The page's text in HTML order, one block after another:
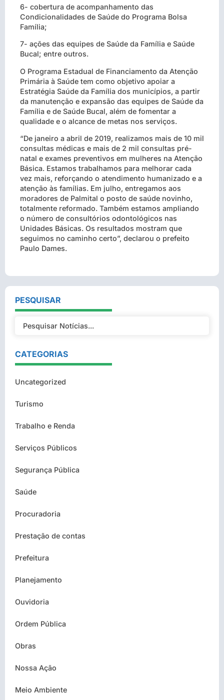
6- cobertura de acompanhamento das
Condicionalidades de Saúde do Programa Bolsa
Família;
7- ações das equipes de Saúde da Família e Saúde
Bucal; entre outros.
O Programa Estadual de Financiamento da Atenção
Primária à Saúde tem como objetivo apoiar a
Estratégia Saúde da Família dos municípios, a partir
da manutenção e expansão das equipes de Saúde da
Família e de Saúde Bucal, além de fomentar a
qualidade e o alcance de metas nos serviços.
“De janeiro a abril de 2019, realizamos mais de 10 mil
consultas médicas e mais de 2 mil consultas pré-
natal e exames preventivos em mulheres na Atenção
Básica. Estamos trabalhamos para melhorar cada
vez mais, reforçando o atendimento humanizado e a
atenção às famílias. Em julho, entregamos aos
moradores de Palmital o posto de saúde novinho,
totalmente reformado. Também estamos ampliando
o número de consultórios odontológicos nas
Unidades Básicas. Os resultados mostram que
seguimos no caminho certo”, declarou o prefeito
Paulo Dames.
PESQUISAR
CATEGORIAS
Uncategorized
Turismo
Trabalho e Renda
Serviços Públicos
Segurança Pública
Saúde
Procuradoria
Prestação de contas
Prefeitura
Planejamento
Ouvidoria
Ordem Pública
Obras
Nossa Ação
Meio Ambiente